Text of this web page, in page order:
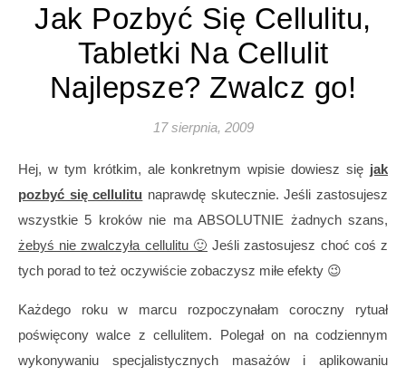
Jak Pozbyć Się Cellulitu,
Tabletki Na Cellulit
Najlepsze? Zwalcz go!
17 sierpnia, 2009
Hej, w tym krótkim, ale konkretnym wpisie dowiesz się jak
pozbyć się cellulitu naprawdę skutecznie. Jeśli zastosujesz
wszystkie 5 kroków nie ma ABSOLUTNIE żadnych szans,
żebyś nie zwalczyła cellulitu 🙂 Jeśli zastosujesz choć coś z
tych porad to też oczywiście zobaczysz miłe efekty 😉
Każdego roku w marcu rozpoczynałam coroczny rytuał
poświęcony walce z cellulitem. Polegał on na codziennym
wykonywaniu specjalistycznych masażów i aplikowaniu